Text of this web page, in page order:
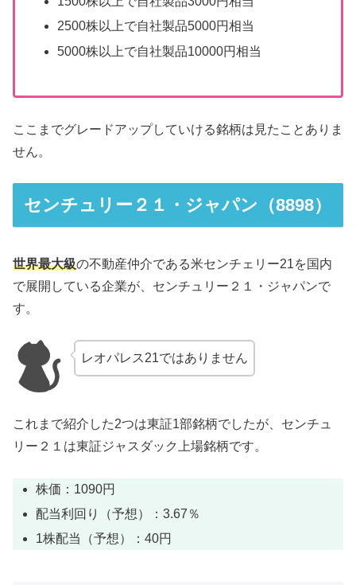
2500株以上で自社製品5000円相当
5000株以上で自社製品10000円相当
ここまでグレードアップしていける銘柄は見たことありま
せん。
センチュリー２１・ジャパン（8898）
世界最大級の不動産仲介である米センチェリー21を国内
で展開している企業が、センチュリー２１・ジャパンで
す。
レオパレス21ではありません
これまで紹介した2つは東証1部銘柄でしたが、センチュ
リー２１は東証ジャスダック上場銘柄です。
株価：1090円
配当利回り（予想）：3.67％
1株配当（予想）：40円